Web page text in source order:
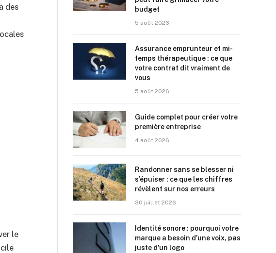
des
le
budget
5 août 2026
Assurance emprunteur et mi-
temps thérapeutique : ce que
votre contrat dit vraiment de
vous
5 août 2026
Guide complet pour créer votre
première entreprise
4 août 2026
Randonner sans se blesser ni
s’épuiser : ce que les chiffres
révèlent sur nos erreurs
30 juillet 2026
Identité sonore : pourquoi votre
marque a besoin d’une voix, pas
juste d’un logo